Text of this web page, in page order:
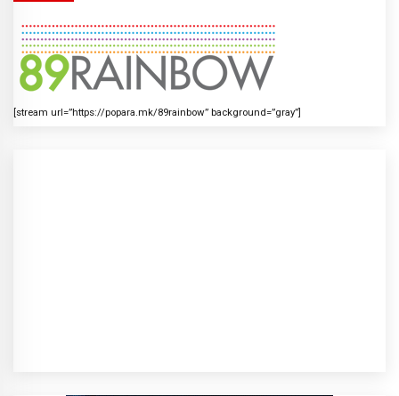
[stream url=”https://popara.mk/89rainbow” background=”gray”]